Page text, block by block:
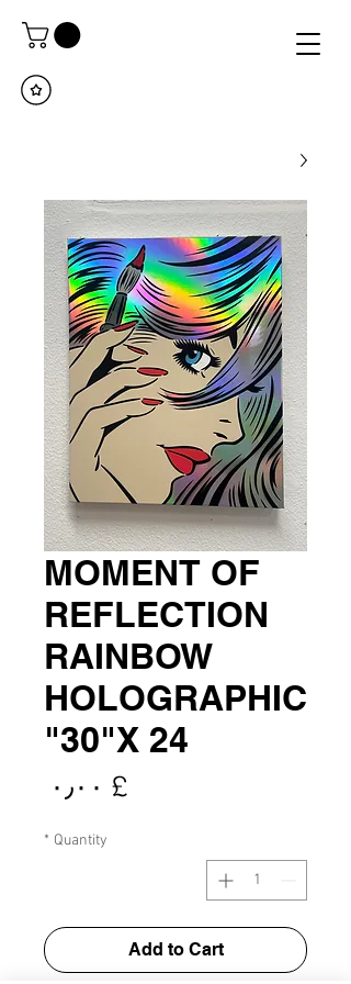
MOMENT OF
REFLECTION
RAINBOW
HOLOGRAPHIC
30"X 24"
£ ۰٫۰۰
Quantity
*
Add to Cart